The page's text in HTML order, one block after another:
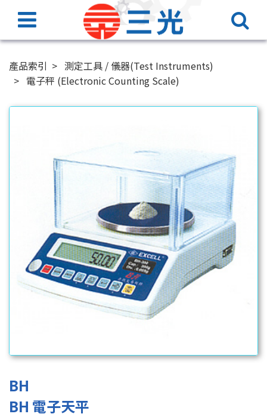
產品索引
測定工具 / 儀器(Test Instruments)
電子秤 (Electronic Counting Scale)
BH
BH 電子天平